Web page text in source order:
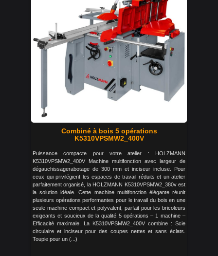
Combiné à bois 5 opérations
K5310VPSMW2_400V
Puissance compacte pour votre atelier : HOLZMANN
K5310VPSMW2_400V Machine multifonction avec largeur de
dégauchissagerabotage de 300 mm et inciseur incluse. Pour
ceux qui privilégient les espaces de travail réduits et un atelier
parfaitement organisé, la HOLZMANN K5310VPSMW2_380v est
la solution idéale. Cette machine multifonction élégante réunit
plusieurs opérations performantes pour le travail du bois en une
seule machine compact et polyvalent, parfait pour les bricoleurs
exigeants et soucieux de la qualité 5 opérations – 1 machine –
Efficacité maximale. La K5310VPSMW2_400V combine : Scie
circulaire et inciseur pour des coupes nettes et sans éclats.
Toupie pour un (...)